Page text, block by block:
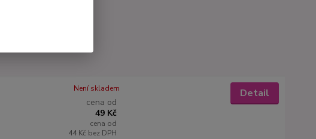
cena od
49 Kč
cena od
44 Kč bez DPH
Není skladem Detail